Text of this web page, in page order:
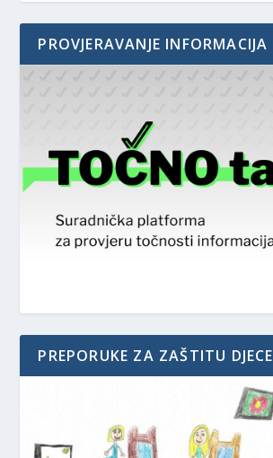
PROVJERAVANJE INFORMACIJA
PREPORUKE ZA ZAŠTITU DJECE